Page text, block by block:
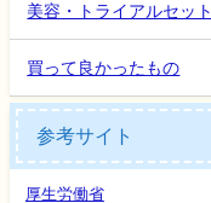
美容・トライアルセット
買って良かったもの
参考サイト
厚生労働省